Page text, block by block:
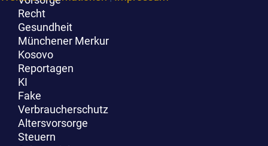
Recht
Gesundheit
Münchener Merkur
Kosovo
Reportagen
KI
Fake
Verbraucherschutz
Altersvorsorge
Steuern